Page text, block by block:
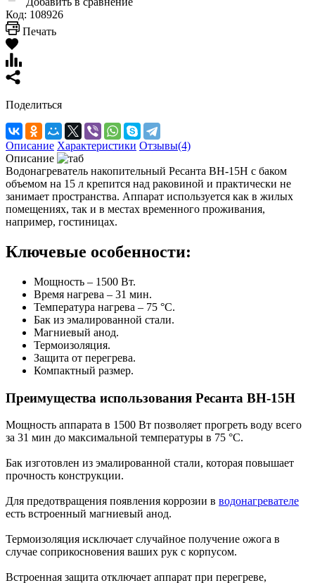
Код: 108926
Печать
Поделиться
Описание Характеристики Отзывы(4)
Описание
Водонагреватель накопительный Ресанта ВН-15H с баком
объемом на 15 л крепится над раковиной и практически не
занимает пространства. Аппарат используется как в жилых
помещениях, так и в местах временного проживания,
например, гостиницах.
Ключевые особенности:
Мощность – 1500 Вт.
Время нагрева – 31 мин.
Температура нагрева – 75 °С.
Бак из эмалированной стали.
Магниевый анод.
Термоизоляция.
Защита от перегрева.
Компактный размер.
Преимущества использования Ресанта ВН-15H
Мощность аппарата в 1500 Вт позволяет прогреть воду всего
за 31 мин до максимальной температуры в 75 °С.
Бак изготовлен из эмалированной стали, которая повышает
прочность конструкции.
Для предотвращения появления коррозии в водонагревателе
есть встроенный магниевый анод.
Термоизоляция исключает случайное получение ожога в
случае соприкосновения ваших рук с корпусом.
Встроенная защита отключает аппарат при перегреве,